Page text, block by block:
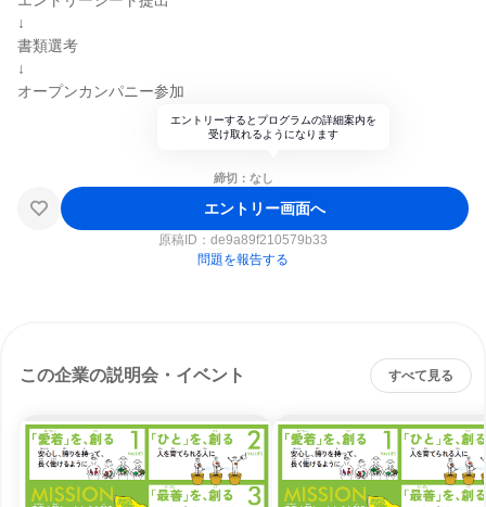
↓
書類選考
↓
オープンカンパニー参加
エントリーするとプログラムの詳細案内を
受け取れるようになります
締切：なし
エントリー画面へ
原稿ID： de9a89f210579b33
問題を報告する
この企業の説明会・イベント すべて見る